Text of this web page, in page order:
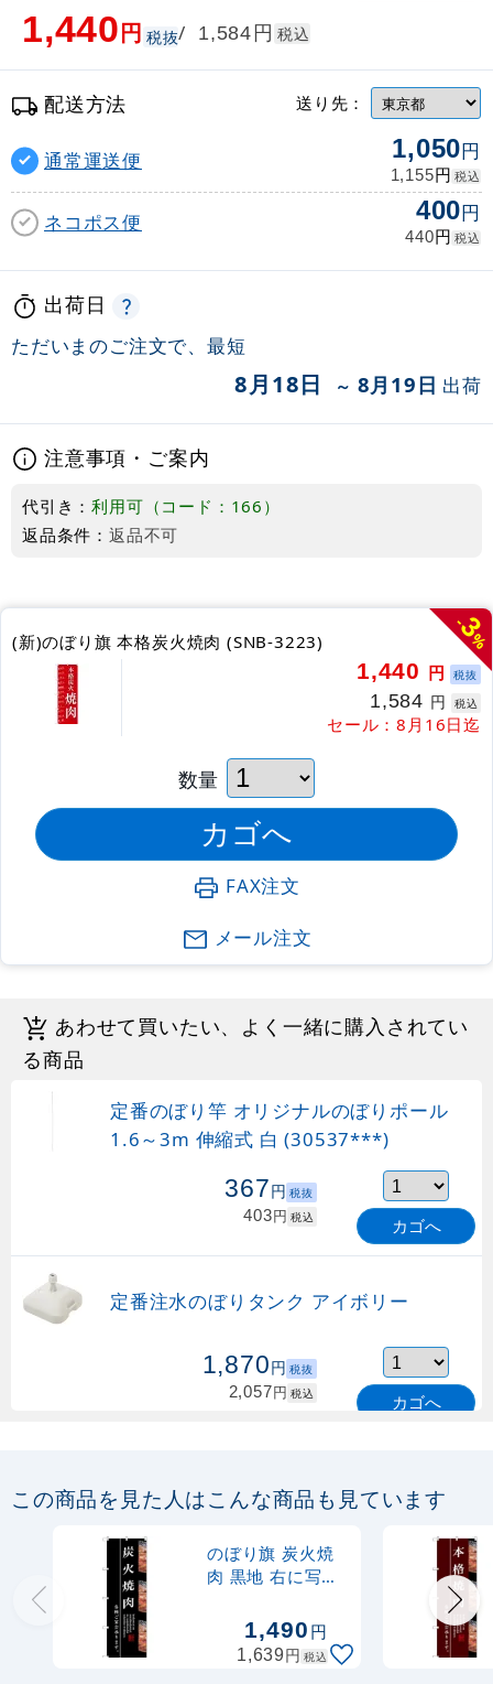
1,440円 税抜/ 1,584円 税込
配送方法 送り先：
通常運送便 1,050円
1,155円 税込
ネコポス便 400円
440円 税込
出荷日
ただいまのご注文で、最短
8月18日 ～ 8月19日 出荷
注意事項・ご案内
代引き：利用可（コード：166）
返品条件： 返品不可
-
3
%
(新)のぼり旗 本格炭火焼肉 (SNB-3223)
1,440 円 税抜
1,584 円 税込
セール：8月16日迄
数量
FAX注文
メール注文
あわせて買いたい、よく一緒に購入されてい
る商品
定番のぼり竿 オリジナルのぼりポール
1.6～3m 伸縮式 白 (30537***)
367円 税抜
403円 税込 カゴへ
定番注水のぼりタンク アイボリー
1,870円 税抜
2,057円 税込 カゴへ
1.6～3m 伸縮式 緑 (30537GRN)
売り切れ中
定番のぼり竿 オリジナルのぼりポール
1.6～3m 伸縮式 水色 (30537SBL)
この商品を見た人はこんな商品も見ています
のぼり旗 炭火焼
肉 黒地 右に写真
1,490円
1,639円 税込